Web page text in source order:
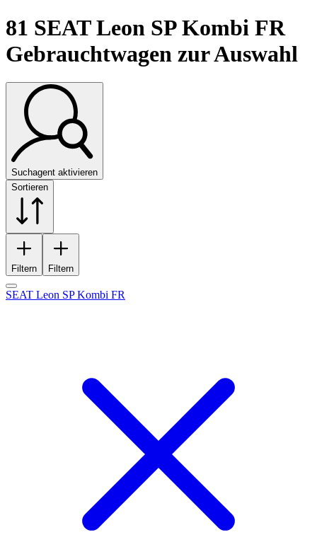
81 SEAT Leon SP Kombi FR
Gebrauchtwagen zur Auswahl
Suchagent aktivieren
Sortieren
Filtern Filtern
SEAT Leon SP Kombi FR